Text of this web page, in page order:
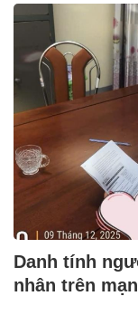
Danh tính
nhân trên